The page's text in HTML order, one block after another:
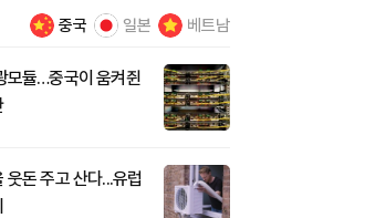
중국 일본 베트남
모듈…중국이 움켜쥔
웃돈 주고 산다...유럽